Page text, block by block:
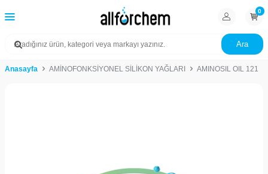
Ara
0
Anasayfa AMİNOFONKSİYONEL SİLİKON YAĞLARI AMINOSIL OIL 121